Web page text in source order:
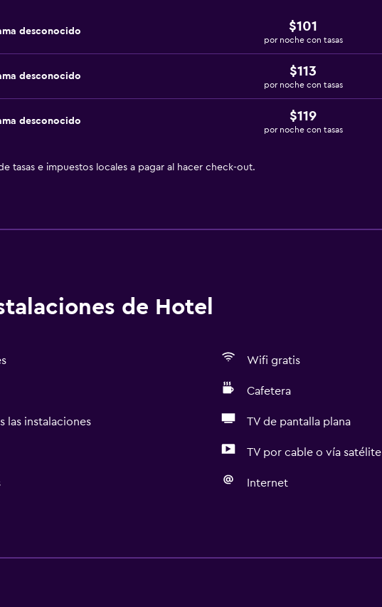
desconocido $101
por noche con tasas
desconocido $113
por noche con tasas
desconocido $119
por noche con tasas
tasas e impuestos locales a pagar al hacer check-out.
de Hotel
Wifi gratis
Cafetera
las instalaciones TV de pantalla plana
TV por cable o vía satélite
Internet
Tetera eléctrica